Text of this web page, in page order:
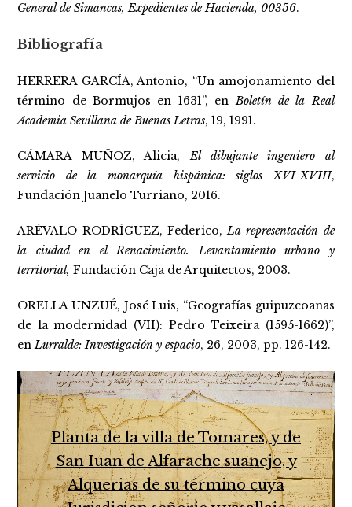
General de Simancas, Expedientes de Hacienda, 00356.
Bibliografía
HERRERA GARCÍA, Antonio, “Un amojonamiento del
término de Bormujos en 1631”, enBoletín de la Real
Academia Sevillana de Buenas Letras, 19, 1991.
CÁMARA MUÑOZ, Alicia,El dibujante ingeniero al
servicio de la monarquía hispánica: siglos XVI-XVIII,
Fundación Juanelo Turriano, 2016.
ARÉVALO RODRÍGUEZ, Federico,La representación de
la ciudad en el Renacimiento. Levantamiento urbano y
territorial,Fundación Caja de Arquitectos, 2003.
ORELLA UNZUÉ, José Luis, “Geografías guipuzcoanas
de la modernidad (VII): Pedro Teixeira (1595-1662)”,
enLurralde: Investigación y espacio, 26, 2003, pp. 126-142.
Planta de la villa de Tomares, y de
San Iuan de Alfarache suanejo, y
Alquerias de su término cuya